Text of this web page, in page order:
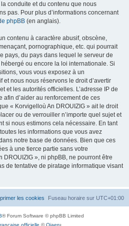
conduite et du contenu que nous
pas. Pour plus d’informations concernant
phpBB (en anglais).
contenu à caractère abusif, obscène,
pornographique, etc. qui pourrait
pays, du pays dans lequel le serveur de
ou encore la loi internationale. Si
vous vous exposez à un
et nous nous réservons le droit d’avertir
et les autorités officielles. L’adresse IP de
afin d’aider au renforcement de ces
« Korvigelloù An DROUIZIG » ait le droit
ou de verrouiller n’importe quel sujet et
si nous estimons cela nécessaire. En tant
les informations que vous avez
notre base de données. Bien que ces
à une tierce partie sans votre
DROUIZIG », ni phpBB, ne pourront être
de tentative de piratage informatique visant
Fuseau horaire sur UTC+01:00
les cookies
® Forum Software © phpBB Limited
officielle ©Qiaeru